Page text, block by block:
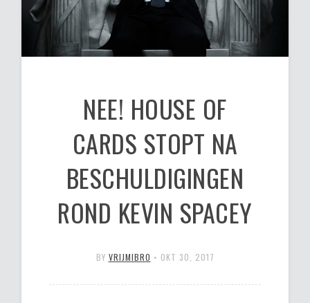
NEE! HOUSE OF
CARDS STOPT NA
BESCHULDIGINGEN
ROND KEVIN SPACEY
BY VRIJMIBRO • OKT 30, 2017